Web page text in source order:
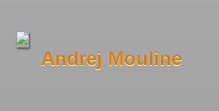
Andrej Mouline